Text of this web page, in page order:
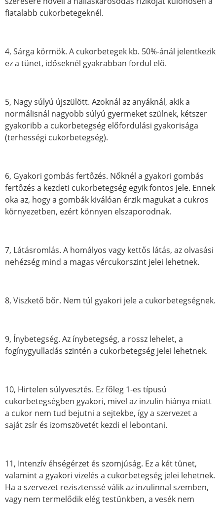
fiatalabb cukorbetegeknél.
4, Sárga körmök. A cukorbetegek kb. 50%-ánál jelentkezik
ez a tünet, időseknél gyakrabban fordul elő.
5, Nagy súlyú újszülött. Azoknál az anyáknál, akik a
normálisnál nagyobb súlyú gyermeket szülnek, kétszer
gyakoribb a cukorbetegség előfordulási gyakorisága
(terhességi cukorbetegség).
6, Gyakori gombás fertőzés. Nőknél a gyakori gombás
fertőzés a kezdeti cukorbetegség egyik fontos jele. Ennek
oka az, hogy a gombák kiválóan érzik magukat a cukros
környezetben, ezért könnyen elszaporodnak.
7, Látásromlás. A homályos vagy kettős látás, az olvasási
nehézség mind a magas vércukorszint jelei lehetnek.
8, Viszkető bőr. Nem túl gyakori jele a cukorbetegségnek.
9, Ínybetegség. Az ínybetegség, a rossz lehelet, a
fogínygyulladás szintén a cukorbetegség jelei lehetnek.
10, Hirtelen súlyvesztés. Ez főleg 1-es típusú
cukorbetegségben gyakori, mivel az inzulin hiánya miatt
a cukor nem tud bejutni a sejtekbe, így a szervezet a
saját zsír és izomszövetét kezdi el lebontani.
11, Intenzív éhségérzet és szomjúság. Ez a két tünet,
valamint a gyakori vizelés a cukorbetegség jelei lehetnek.
Ha a szervezet rezisztenssé válik az inzulinnal szemben,
vagy nem termelődik elég testünkben, a vesék nem